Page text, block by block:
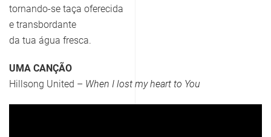
tornando-se taça oferecida
e transbordante
da tua água fresca.
UMA CANÇÃO
Hillsong United – When I lost my heart to You